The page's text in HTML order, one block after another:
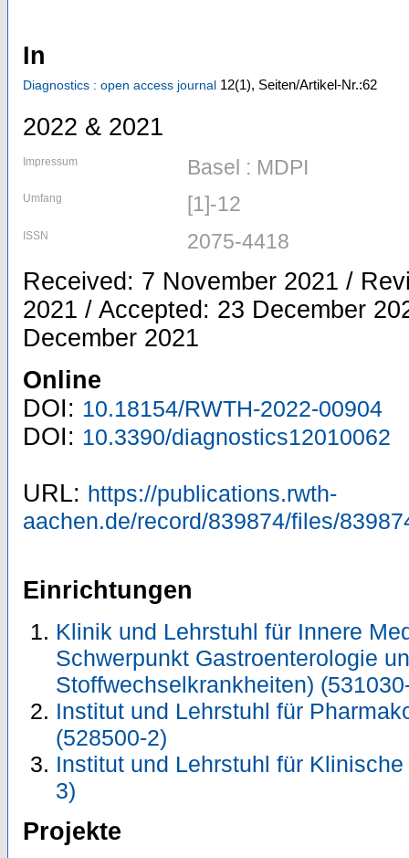
In
Diagnostics : open access journal 12(1), Seiten/Artikel-Nr.:62
2022 & 2021
Impressum Basel : MDPI
Umfang [1]-12
ISSN 2075-4418
Received: 7 November 2021 /
2021 / Accepted: 23 December
December 2021
Online
DOI: 10.18154/RWTH-2022-00904
DOI: 10.3390/diagnostics12010062
URL: https://publications.rwth-
aachen.de/record/839874/files/
Einrichtungen
Klinik und Lehrstuhl für Innere
Schwerpunkt Gastroenterologie
Stoffwechselkrankheiten)
Institut und Lehrstuhl für
(528500-2)
Institut und Lehrstuhl für
3)
Projekte